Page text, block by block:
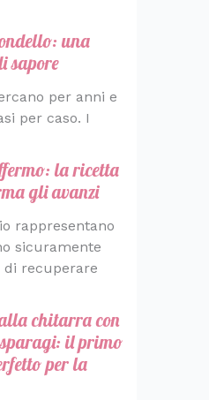
una
sapore
per anni e
per caso. I
la ricetta
gli avanzi
rappresentano
sicuramente
recuperare
chitarra con
il primo
per la